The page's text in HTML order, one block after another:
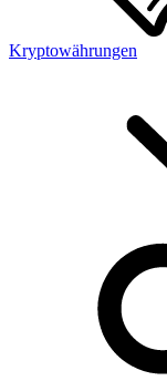
Kryptowährungen